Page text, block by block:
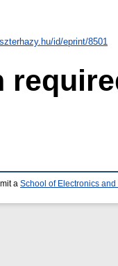
id/eprint/8501
a School of Electronics